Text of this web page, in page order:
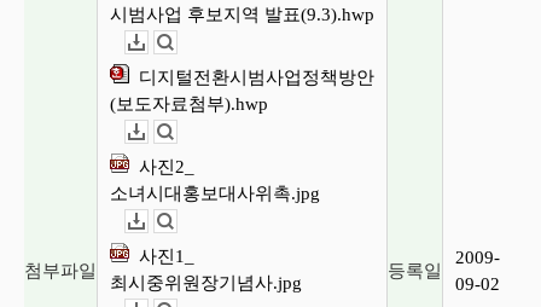
첨부파일
시범사업 후보지역 발표(9.3).hwp
디지털전환시범사업정책방안
(보도자료첨부).hwp
사진2_
소녀시대홍보대사위촉.jpg
사진1_
최시중위원장기념사.jpg
등록일
2009-
09-02